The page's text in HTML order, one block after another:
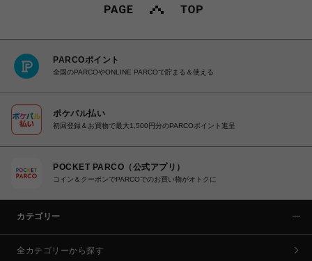
PARCOポイント
全国のPARCOやONLINE PARCOで貯まる＆使える
ポケパル払い
初回登録＆お買物で最大1,500円分のPARCOポイント進呈
POCKET PARCO（公式アプリ）
コイン＆クーポンでPARCOでのお買い物がオトクに
カテゴリー
全カテゴリーから探す